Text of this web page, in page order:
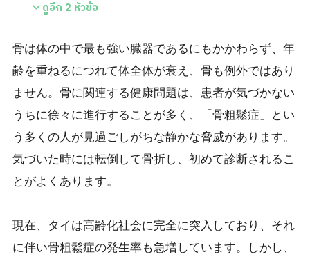
ดูอีก 2 หัวข้อ
骨は体の中で最も強い臓器であるにもかかわらず、年
齢を重ねるにつれて体全体が衰え、骨も例外ではあり
ません。骨に関連する健康問題は、患者が気づかない
うちに徐々に進行することが多く、「骨粗鬆症」とい
う多くの人が見過ごしがちな静かな脅威があります。
気づいた時には転倒して骨折し、初めて診断されるこ
とがよくあります。
現在、タイは高齢化社会に完全に突入しており、それ
に伴い骨粗鬆症の発生率も急増しています。しかし、